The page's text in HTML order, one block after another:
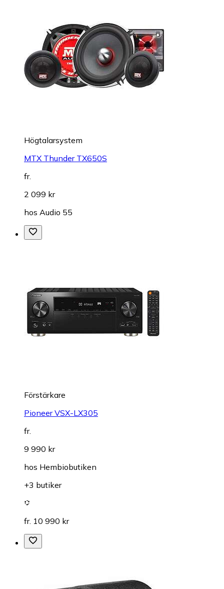
Högtalarsystem
MTX Thunder TX650S
fr.
2 099 kr
hos Audio 55
Förstärkare
Pioneer VSX-LX305
fr.
9 990 kr
hos Hembiobutiken
+3 butiker
fr. 10 990 kr